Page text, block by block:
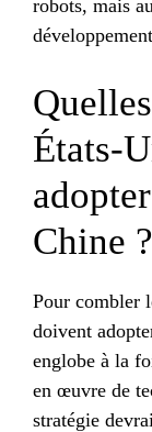
robots, mais
États-
Chine ?
Pour combler
doivent
englobe à la
en œuvre de
stratégie